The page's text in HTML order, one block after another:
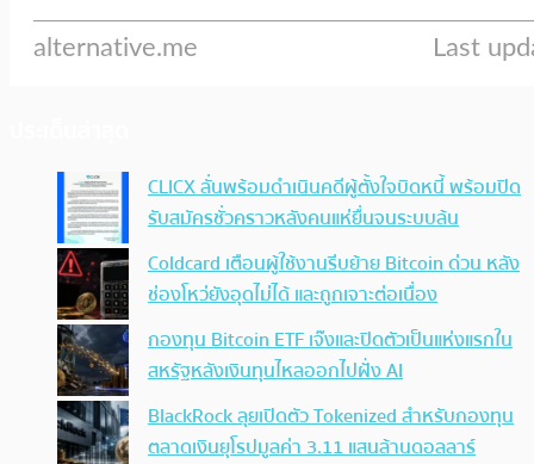
CLICX ลั่นพร้อมดำเนินคดีผู้ตั้งใจบิดหนี้ พร้อมปิด
รับสมัครชั่วคราวหลังคนแห่ยื่นจนระบบล้น
Coldcard เตือนผู้ใช้งานรีบย้าย Bitcoin ด่วน หลัง
ช่องโหว่ยังอุดไม่ได้ และถูกเจาะต่อเนื่อง
กองทุน Bitcoin ETF เจ๊งและปิดตัวเป็นแห่งแรกใน
สหรัฐหลังเงินทุนไหลออกไปฝั่ง AI
BlackRock ลุยเปิดตัว Tokenized สำหรับกองทุน
ตลาดเงินยุโรปมูลค่า 3.11 แสนล้านดอลลาร์